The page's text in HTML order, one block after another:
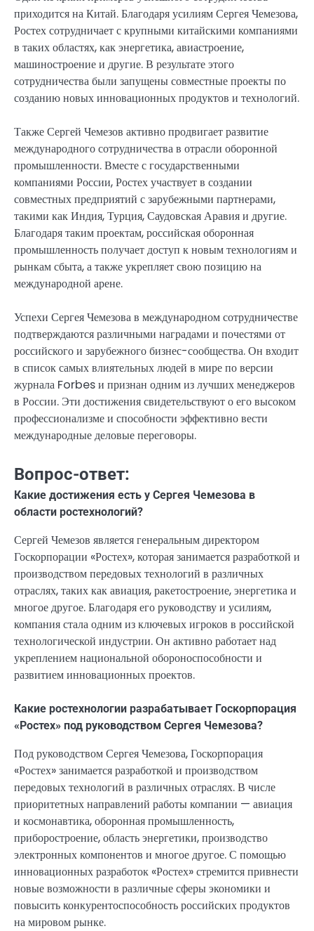
приходится на Китай. Благодаря усилиям Сергея Чемезова,
Ростех сотрудничает с крупными китайскими компаниями
в таких областях, как энергетика, авиастроение,
машиностроение и другие. В результате этого
сотрудничества были запущены совместные проекты по
созданию новых инновационных продуктов и технологий.
Также Сергей Чемезов активно продвигает развитие
международного сотрудничества в отрасли оборонной
промышленности. Вместе с государственными
компаниями России, Ростех участвует в создании
совместных предприятий с зарубежными партнерами,
такими как Индия, Турция, Саудовская Аравия и другие.
Благодаря таким проектам, российская оборонная
промышленность получает доступ к новым технологиям и
рынкам сбыта, а также укрепляет свою позицию на
международной арене.
Успехи Сергея Чемезова в международном сотрудничестве
подтверждаются различными наградами и почестями от
российского и зарубежного бизнес-сообщества. Он входит
в список самых влиятельных людей в мире по версии
журнала Forbes и признан одним из лучших менеджеров
в России. Эти достижения свидетельствуют о его высоком
профессионализме и способности эффективно вести
международные деловые переговоры.
Вопрос-ответ:
Какие достижения есть у Сергея Чемезова в
области ростехнологий?
Сергей Чемезов является генеральным директором
Госкорпорации «Ростех», которая занимается разработкой и
производством передовых технологий в различных
отраслях, таких как авиация, ракетостроение, энергетика и
многое другое. Благодаря его руководству и усилиям,
компания стала одним из ключевых игроков в российской
технологической индустрии. Он активно работает над
укреплением национальной обороноспособности и
развитием инновационных проектов.
Какие ростехнологии разрабатывает Госкорпорация
«Ростех» под руководством Сергея Чемезова?
Под руководством Сергея Чемезова, Госкорпорация
«Ростех» занимается разработкой и производством
передовых технологий в различных отраслях. В числе
приоритетных направлений работы компании — авиация
и космонавтика, оборонная промышленность,
приборостроение, область энергетики, производство
электронных компонентов и многое другое. С помощью
инновационных разработок «Ростех» стремится привнести
новые возможности в различные сферы экономики и
повысить конкурентоспособность российских продуктов
на мировом рынке.